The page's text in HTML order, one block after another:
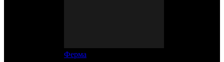
Ферма